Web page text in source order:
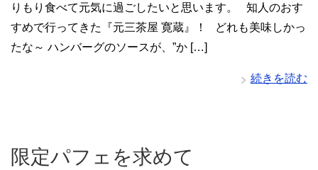
りもり食べて元気に過ごしたいと思います。 知人のおす
すめで行ってきた『元三茶屋 寛蔵』！ どれも美味しかっ
たな～ ハンバーグのソースが、”か […]
続きを読む
限定パフェを求めて